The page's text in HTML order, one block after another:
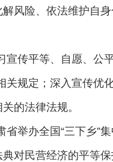
风险、依法维护自
宣传平等、自愿、公
关规定；深入宣传优
的法律法规。
举办全国“三下乡”
对民营经济的平等保